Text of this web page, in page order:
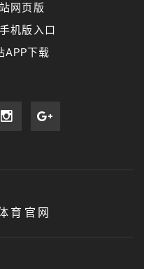
网页版
机版入口
APP下载
育官网